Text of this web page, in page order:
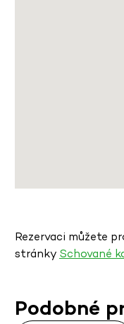
Rezervaci můžete
stránky Schované
Podobné